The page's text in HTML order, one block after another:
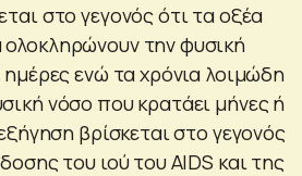
στο γεγονός ότι τα οξέα
την φυσική
ενώ τα χρόνια λοιμώδη
νόσο που κρατάει μήνες ή
βρίσκεται στο γεγονός
του ιού του AIDS και της